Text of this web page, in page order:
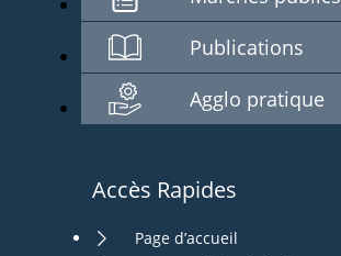
Publications
Agglo pratique
Accès Rapides
Page d’accueil